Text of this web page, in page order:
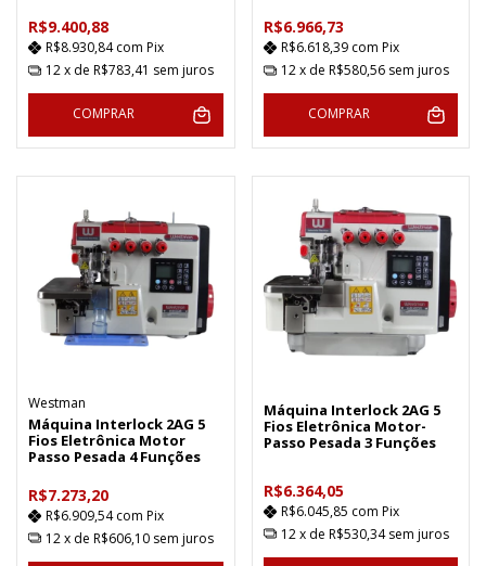
R$9.400,88
R$8.930,84com Pix
12x de R$783,41 sem juros
COMPRAR
R$6.966,73
R$6.618,39 com Pix
12 x de R$580,56 sem juros
COMPRAR
Westman
Máquina Interlock 2AG 5
Fios Eletrônica Motor
Passo Pesada 4 Funções
R$7.273,20
R$6.909,54com Pix
12x de R$606,10 sem juros
Máquina Interlock 2AG 5
Fios Eletrônica Motor-
Passo Pesada 3 Funções
R$6.364,05
R$6.045,85 com Pix
12 x de R$530,34 sem juros